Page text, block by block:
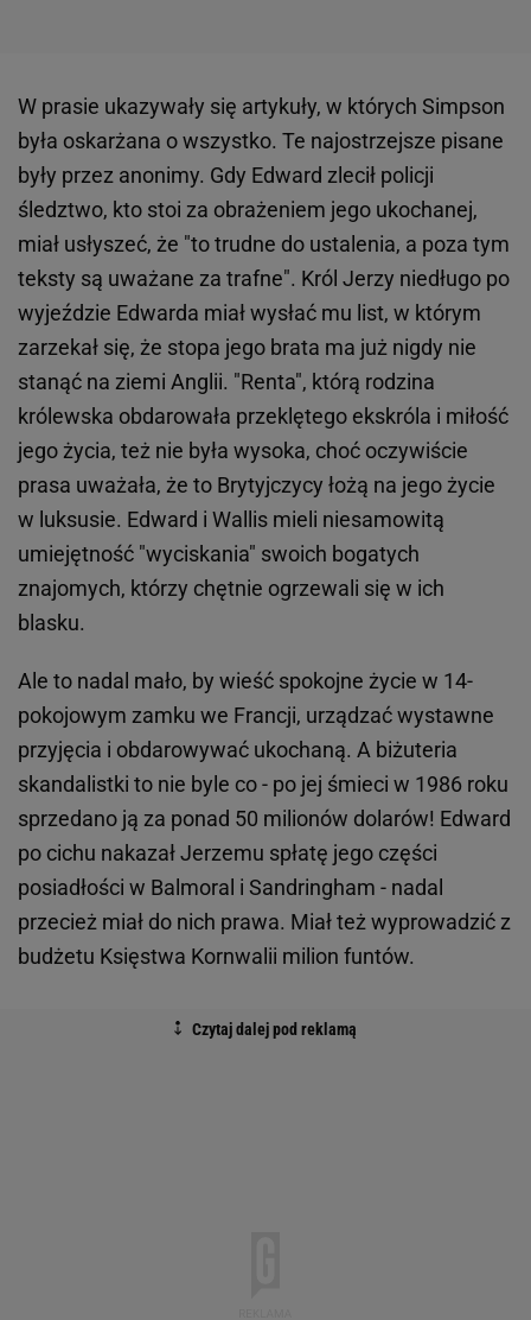
W prasie ukazywały się artykuły, w których Simpson
była oskarżana o wszystko. Te najostrzejsze pisane
były przez anonimy. Gdy Edward zlecił policji
śledztwo, kto stoi za obrażeniem jego ukochanej,
miał usłyszeć, że "to trudne do ustalenia, a poza tym
teksty są uważane za trafne". Król Jerzy niedługo po
wyjeździe Edwarda miał wysłać mu list, w którym
zarzekał się, że stopa jego brata ma już nigdy nie
stanąć na ziemi Anglii. "Renta", którą rodzina
królewska obdarowała przeklętego ekskróla i miłość
jego życia, też nie była wysoka, choć oczywiście
prasa uważała, że to Brytyjczycy łożą na jego życie
w luksusie. Edward i Wallis mieli niesamowitą
umiejętność "wyciskania" swoich bogatych
znajomych, którzy chętnie ogrzewali się w ich
blasku.
Ale to nadal mało, by wieść spokojne życie w 14-
pokojowym zamku we Francji, urządzać wystawne
przyjęcia i obdarowywać ukochaną. A biżuteria
skandalistki to nie byle co - po jej śmieci w 1986 roku
sprzedano ją za ponad 50 milionów dolarów! Edward
po cichu nakazał Jerzemu spłatę jego części
posiadłości w Balmoral i Sandringham - nadal
przecież miał do nich prawa. Miał też wyprowadzić z
budżetu Księstwa Kornwalii milion funtów.